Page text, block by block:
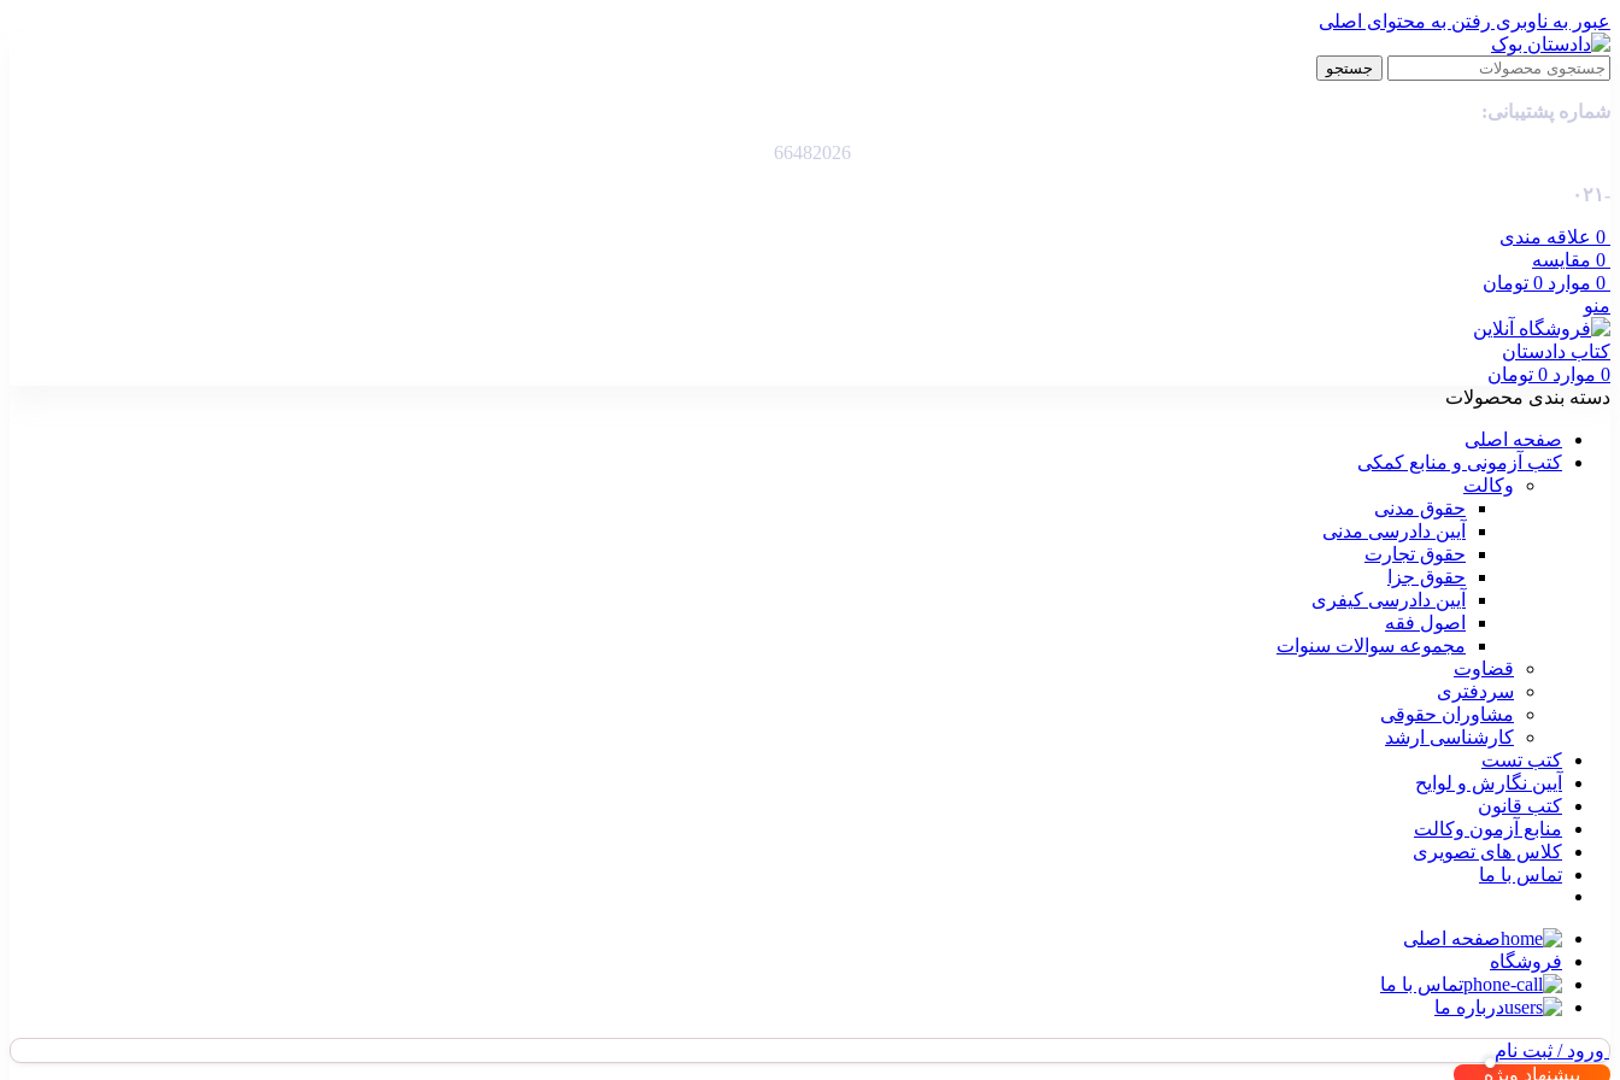
عبور به ناوبری رفتن به محتوای اصلی
جستجو
شماره پشتیبانی:
66482026
-۰۲۱
0 علاقه مندی
0 مقایسه
0 موارد 0 تومان
منو
0 موارد 0 تومان
دسته بندی محصولات
صفحه اصلی
کتب آزمونی و منابع کمکی
وکالت
حقوق مدنی
آیین دادرسی مدنی
حقوق تجارت
حقوق جزا
آیین دادرسی کیفری
اصول فقه
مجموعه سوالات سنوات
قضاوت
سردفتری
مشاوران حقوقی
کارشناسی ارشد
کتب تست
آیین نگارش و لوایح
کتب قانون
منابع آزمون وکالت
کلاس های تصویری
تماس با ما
صفحه اصلی
فروشگاه
تماس با ما
درباره ما
ورود / ثبت نام
پیشنهاد ویژه